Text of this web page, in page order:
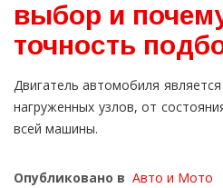
выбор и
точность
Двигатель автомобиля
нагруженных узлов, от
всей машины.
Опубликовано в Авто и Мото